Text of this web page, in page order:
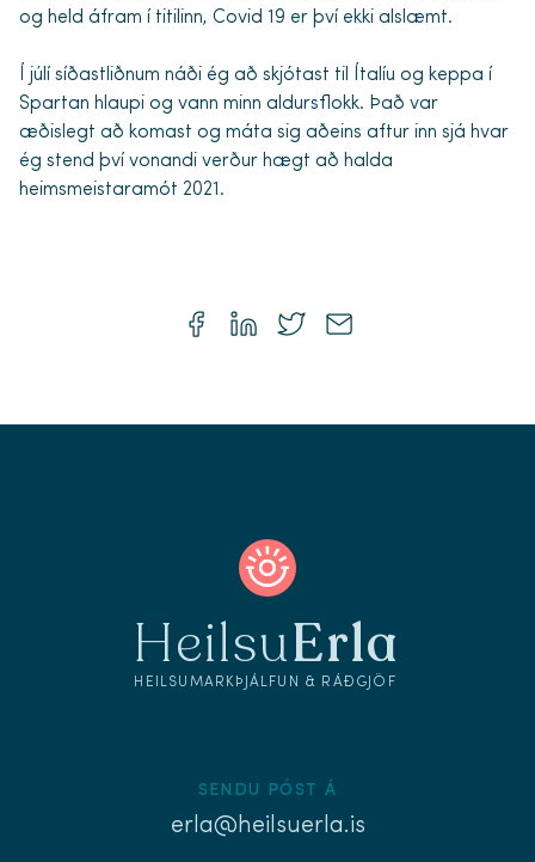
og held áfram í titilinn, Covid 19 er því ekki alslæmt.
Í júlí síðastliðnum náði ég að skjótast til Ítalíu og keppa í
Spartan hlaupi og vann minn aldursflokk. Það var
æðislegt að komast og máta sig aðeins aftur inn sjá hvar
ég stend því vonandi verður hægt að halda
heimsmeistaramót 2021.
HeilsuErla
HEILSUMARKÞJÁLFUN & RÁÐGJÖF
SENDU PÓST Á
erla@heilsuerla.is